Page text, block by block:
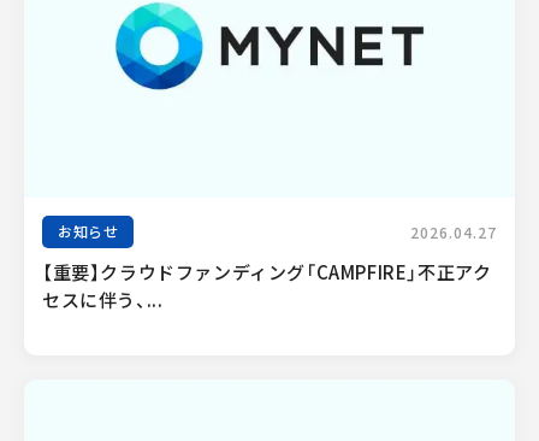
お知らせ 2026.04.27
【重要】クラウドファンディング「CAMPFIRE」不正アク
セスに伴う、...